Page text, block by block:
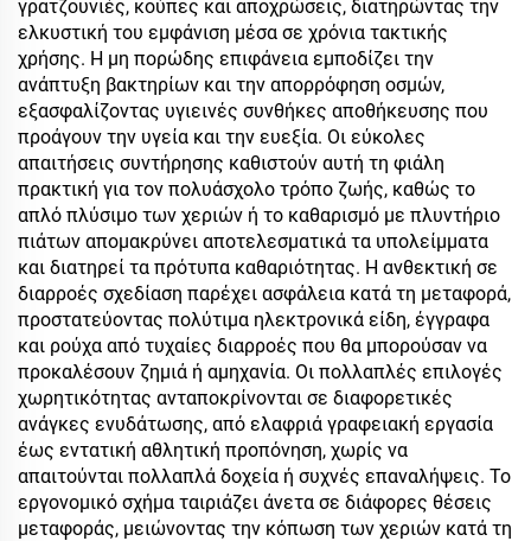
γρατζουνιές, κούπες και αποχρώσεις, διατηρώντας την
ελκυστική του εμφάνιση μέσα σε χρόνια τακτικής
χρήσης. Η μη πορώδης επιφάνεια εμποδίζει την
ανάπτυξη βακτηρίων και την απορρόφηση οσμών,
εξασφαλίζοντας υγιεινές συνθήκες αποθήκευσης που
προάγουν την υγεία και την ευεξία. Οι εύκολες
απαιτήσεις συντήρησης καθιστούν αυτή τη φιάλη
πρακτική για τον πολυάσχολο τρόπο ζωής, καθώς το
απλό πλύσιμο των χεριών ή το καθαρισμό με πλυντήριο
πιάτων απομακρύνει αποτελεσματικά τα υπολείμματα
και διατηρεί τα πρότυπα καθαριότητας. Η ανθεκτική σε
διαρροές σχεδίαση παρέχει ασφάλεια κατά τη μεταφορά,
προστατεύοντας πολύτιμα ηλεκτρονικά είδη, έγγραφα
και ρούχα από τυχαίες διαρροές που θα μπορούσαν να
προκαλέσουν ζημιά ή αμηχανία. Οι πολλαπλές επιλογές
χωρητικότητας ανταποκρίνονται σε διαφορετικές
ανάγκες ενυδάτωσης, από ελαφριά γραφειακή εργασία
έως εντατική αθλητική προπόνηση, χωρίς να
απαιτούνται πολλαπλά δοχεία ή συχνές επαναλήψεις. Το
εργονομικό σχήμα ταιριάζει άνετα σε διάφορες θέσεις
μεταφοράς, μειώνοντας την κόπωση των χεριών κατά τη